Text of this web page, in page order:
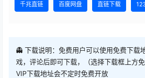
千兆直链 百度网盘 直链下载
👻 下载说明：免费用户可以使用免费下载
戏，评论后即可下载，（选择下载框上方免
VIP下载地址会不定时免费开放